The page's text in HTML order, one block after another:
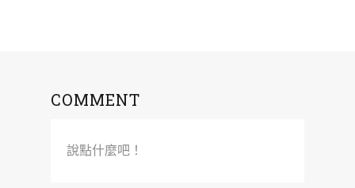
COMMENT
說點什麼吧！